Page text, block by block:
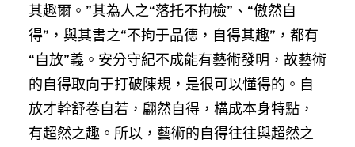
其趣爾。”其為人之“落托不拘檢”、“傲然自
得”，與其書之“不拘于品德，自得其趣”，都有
“自放”義。安分守紀不成能有藝術發明，故藝術
的自得取向于打破陳規，是很可以懂得的。自
放才幹舒卷自若，翩然自得，構成本身特點，
有超然之趣。所以，藝術的自得往往與超然之